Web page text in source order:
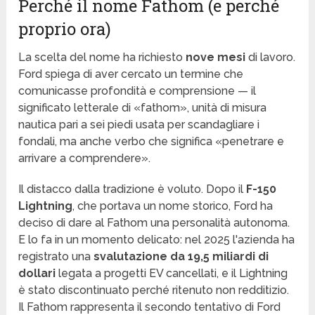
Perché il nome Fathom (e perché
proprio ora)
La scelta del nome ha richiesto nove mesi di lavoro.
Ford spiega di aver cercato un termine che
comunicasse profondità e comprensione — il
significato letterale di «fathom», unità di misura
nautica pari a sei piedi usata per scandagliare i
fondali, ma anche verbo che significa «penetrare e
arrivare a comprendere».
Il distacco dalla tradizione è voluto. Dopo il F-150
Lightning, che portava un nome storico, Ford ha
deciso di dare al Fathom una personalità autonoma.
E lo fa in un momento delicato: nel 2025 l'azienda ha
registrato unasvalutazione da 19,5 miliardi di
dollari legata a progetti EV cancellati, e il Lightning
è stato discontinuato perché ritenuto non redditizio.
Il Fathom rappresenta il secondo tentativo di Ford